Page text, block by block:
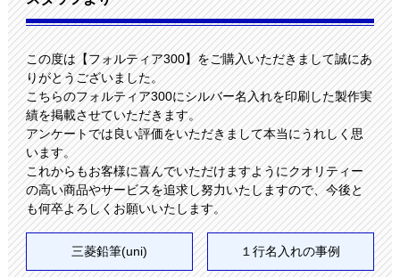
この度は【フォルティア300】をご購入いただきまして誠にあ
りがとうございました。
こちらのフォルティア300にシルバー名入れを印刷した製作実
績を掲載させていただきます。
アンケートでは良い評価をいただきまして本当にうれしく思
います。
これからもお客様に喜んでいただけますようにクオリティー
の高い商品やサービスを追求し努力いたしますので、今後と
も何卒よろしくお願いいたします。
三菱鉛筆(uni) １行名入れの事例